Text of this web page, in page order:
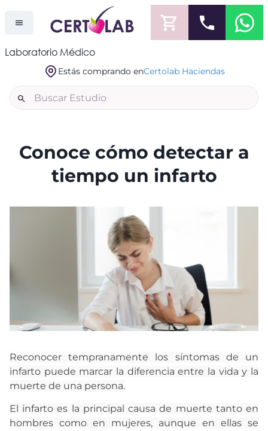
Laboratorio Médico
Estás comprando enCertolab Haciendas
Conoce cómo detectar a
tiempo un infarto
Reconocer tempranamente los síntomas de un
infarto puede marcar la diferencia entre la vida y la
muerte de una persona.
El infarto es la principal causa de muerte tanto en
hombres como en mujeres, aunque en ellas se